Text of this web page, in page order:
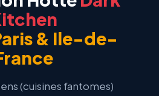
& Ile-de-
(cuisines fantomes)